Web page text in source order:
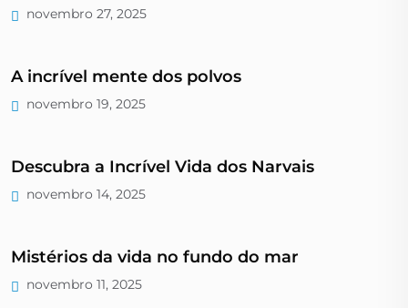
novembro 27, 2025
A incrível mente dos polvos
novembro 19, 2025
Descubra a Incrível Vida dos Narvais
novembro 14, 2025
Mistérios da vida no fundo do mar
novembro 11, 2025